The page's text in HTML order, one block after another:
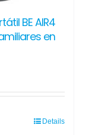
BE AIR4
en
Details